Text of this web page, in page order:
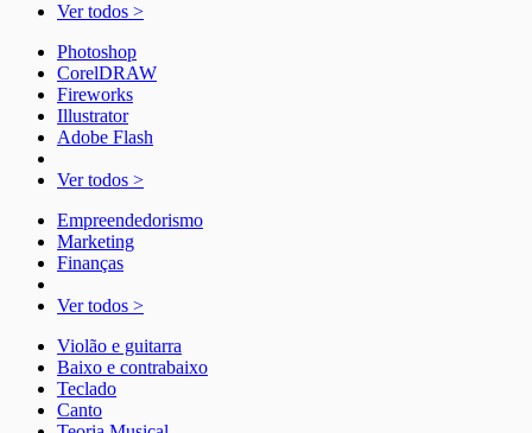
Ver todos >
Photoshop
CorelDRAW
Fireworks
Illustrator
Adobe Flash
Ver todos >
Empreendedorismo
Marketing
Finanças
Ver todos >
Violão e guitarra
Baixo e contrabaixo
Teclado
Canto